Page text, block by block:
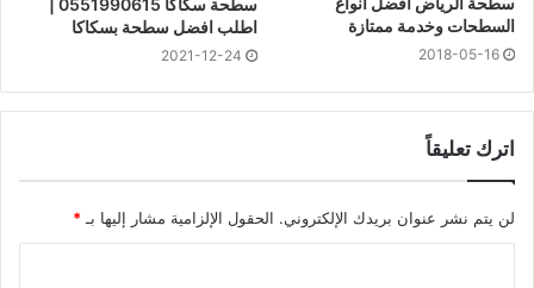
السطحات وخدمة ممتازة
2018-05-16
اطلب افضل سطحة بسكاكا
2021-12-24
اترك تعليقاً
لن يتم نشر عنوان بريدك الإلكتروني. الحقول الإلزامية مشار إليها بـ *